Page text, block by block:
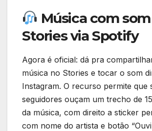
Música com
Stories via Spotify
Agora é oficial: dá pra
música no Stories e tocar o som
Instagram. O recurso permite que
seguidores ouçam um trecho de
da música, com direito a sticker
com nome do artista e botão